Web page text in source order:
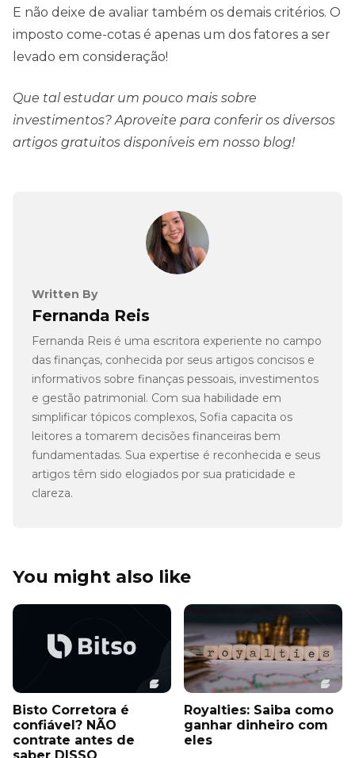
E não deixe de avaliar também os demais critérios. O
imposto come-cotas é apenas um dos fatores a ser
levado em consideração!
Que tal estudar um pouco mais sobre
investimentos? Aproveite para conferir os diversos
artigos gratuitos disponíveis em nosso blog!
Written By
Fernanda Reis
Fernanda Reis é uma escritora experiente no campo
das finanças, conhecida por seus artigos concisos e
informativos sobre finanças pessoais, investimentos
e gestão patrimonial. Com sua habilidade em
simplificar tópicos complexos, Sofia capacita os
leitores a tomarem decisões financeiras bem
fundamentadas. Sua expertise é reconhecida e seus
artigos têm sido elogiados por sua praticidade e
clareza.
You might also like
Bisto Corretora é
confiável? NÃO
contrate antes de
Royalties: Saiba como
ganhar dinheiro com
eles